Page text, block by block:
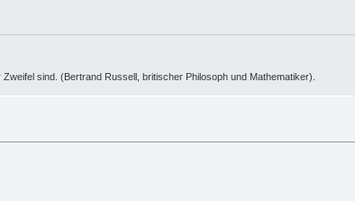
sind. (Bertrand Russell, britischer Philosoph und Mathematiker).